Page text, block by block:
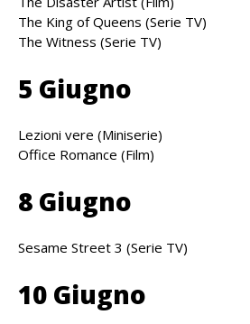
The King of Queens (Serie TV)
The Witness (Serie TV)
5 Giugno
Lezioni vere (Miniserie)
Office Romance (Film)
8 Giugno
Sesame Street 3 (Serie TV)
10 Giugno